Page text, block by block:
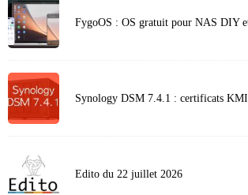
FygoOS : OS gratuit pour NAS DIY
Synology DSM 7.4.1 : certificats
Edito du 22 juillet 2026